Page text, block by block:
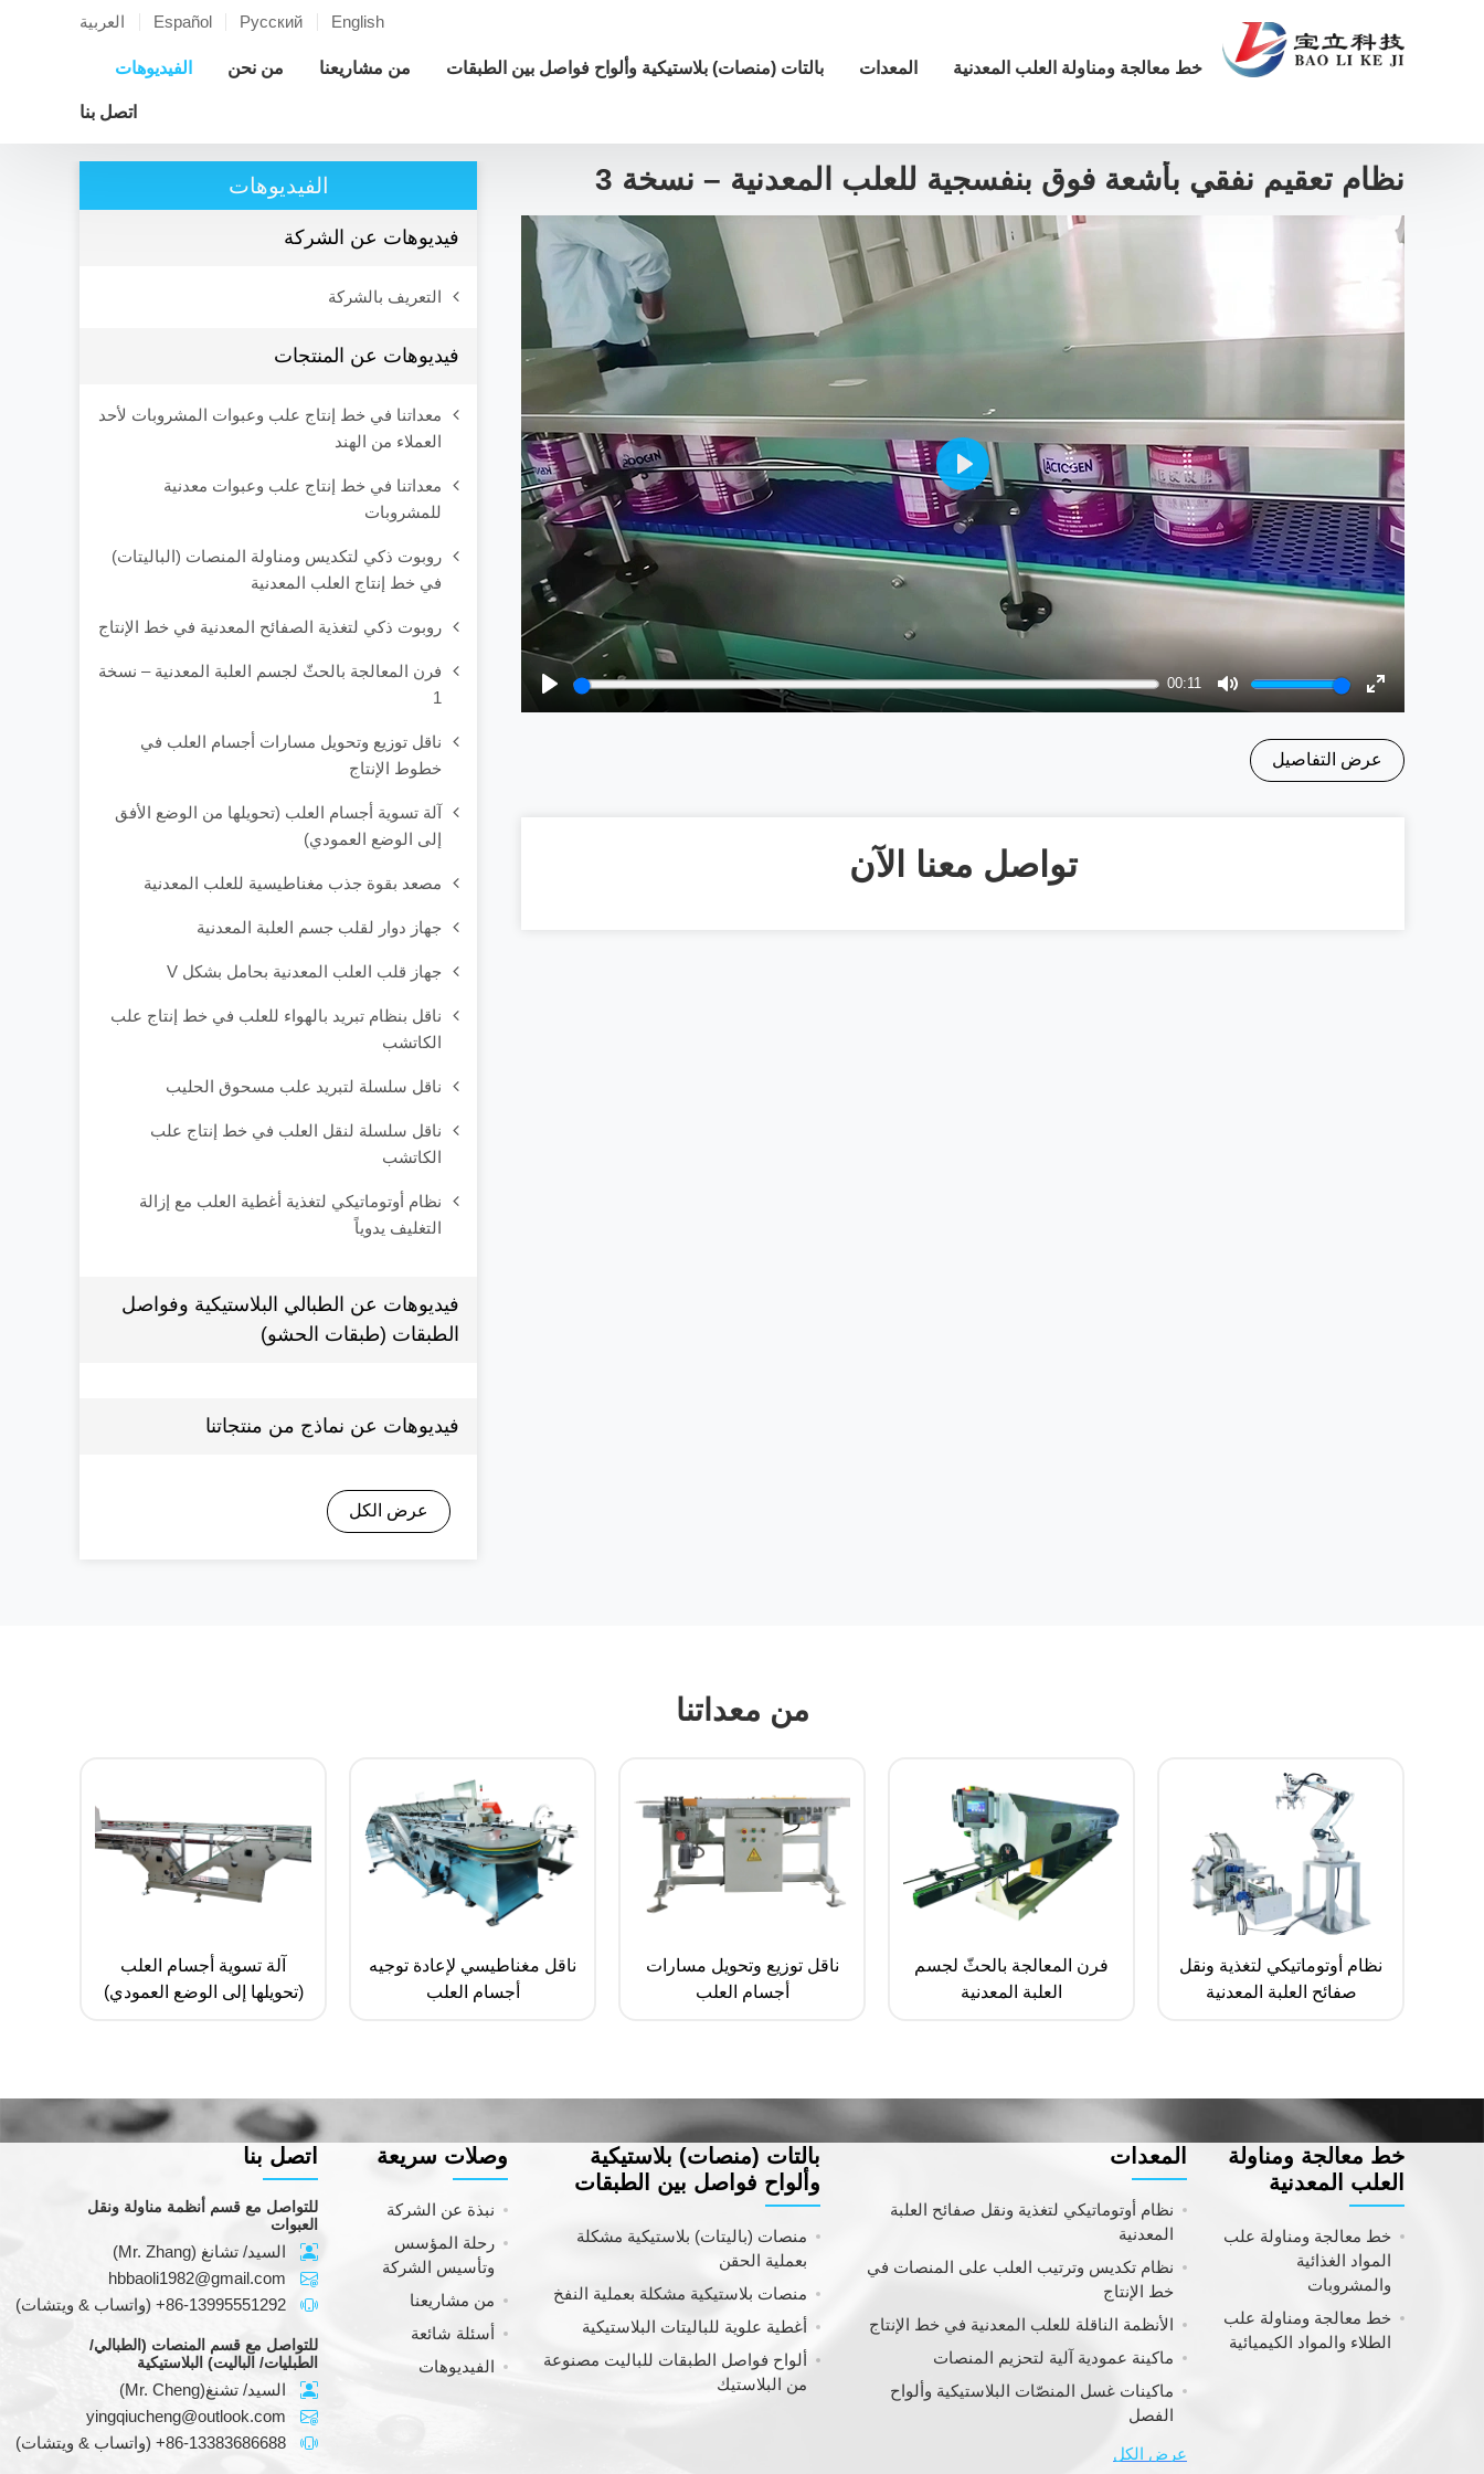
English
Русский
Español العربية
خط معالجة ومناولة العلب المعدنية المعدات بالتات (منصات) بلاستيكية وألواح فواصل بين الطبقات من مشاريعنا من نحن الفيديوهات
اتصل بنا
نظام تعقيم نفقي بأشعة فوق بنفسجية للعلب المعدنية – نسخة 3
Play
00:11
Mute
Enter
fullscreen
Play
عرض التفاصيل
تواصل معنا الآن
الفيديوهات
فيديوهات عن الشركة
التعريف بالشركة
فيديوهات عن المنتجات
معداتنا في خط إنتاج علب وعبوات المشروبات لأحد
العملاء من الهند
معداتنا في خط إنتاج علب وعبوات معدنية
للمشروبات
روبوت ذكي لتكديس ومناولة المنصات (الباليتات)
في خط إنتاج العلب المعدنية
روبوت ذكي لتغذية الصفائح المعدنية في خط الإنتاج
فرن المعالجة بالحثّ لجسم العلبة المعدنية – نسخة
1
ناقل توزيع وتحويل مسارات أجسام العلب في
خطوط الإنتاج
آلة تسوية أجسام العلب (تحويلها من الوضع الأفق
إلى الوضع العمودي)
مصعد بقوة جذب مغناطيسية للعلب المعدنية
جهاز دوار لقلب جسم العلبة المعدنية
جهاز قلب العلب المعدنية بحامل بشكل V
ناقل بنظام تبريد بالهواء للعلب في خط إنتاج علب
الكاتشب
ناقل سلسلة لتبريد علب مسحوق الحليب
ناقل سلسلة لنقل العلب في خط إنتاج علب
الكاتشب
نظام أوتوماتيكي لتغذية أغطية العلب مع إزالة
التغليف يدوياً
فيديوهات عن الطبالي البلاستيكية وفواصل
الطبقات (طبقات الحشو)
فيديوهات عن نماذج من منتجاتنا
عرض الكل
من معداتنا
نظام أوتوماتيكي لتغذية ونقل
صفائح العلبة المعدنية
فرن المعالجة بالحثّ لجسم
العلبة المعدنية
ناقل توزيع وتحويل مسارات
أجسام العلب
ناقل مغناطيسي لإعادة توجيه
أجسام العلب
آلة تسوية أجسام العلب
(تحويلها إلى الوضع العمودي)
خط معالجة ومناولة
العلب المعدنية
خط معالجة ومناولة علب
المواد الغذائية
والمشروبات
خط معالجة ومناولة علب
الطلاء والمواد الكيميائية
المعدات
نظام أوتوماتيكي لتغذية ونقل صفائح العلبة
المعدنية
نظام تكديس وترتيب العلب على المنصات في
خط الإنتاج
الأنظمة الناقلة للعلب المعدنية في خط الإنتاج
ماكينة عمودية آلية لتحزيم المنصات
ماكينات غسل المنصّات البلاستيكية وألواح
الفصل
عرض الكل
بالتات (منصات) بلاستيكية
وألواح فواصل بين الطبقات
منصات (باليتات) بلاستيكية مشكلة
بعملية الحقن
منصات بلاستيكية مشكلة بعملية النفخ
أغطية علوية للباليتات البلاستيكية
ألواح فواصل الطبقات للباليت مصنوعة
من البلاستيك
وصلات سريعة
نبذة عن الشركة
رحلة المؤسس
وتأسيس الشركة
من مشاريعنا
أسئلة شائعة
الفيديوهات
اتصل بنا
للتواصل مع قسم أنظمة مناولة ونقل
العبوات
السيد/ تشانغ (Mr. Zhang)
hbbaoli1982@gmail.com
+86-13995551292(واتساب & ويتشات)
للتواصل مع قسم المنصات (الطبالي/
الطبليات/ الباليت) البلاستيكية
السيد/ تشنغ(Mr. Cheng)
yingqiucheng@outlook.com
+86-13383686688(واتساب & ويتشات)